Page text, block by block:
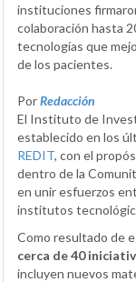
instituciones
colaboración hasta
tecnologías que
de los pacientes.
PorRedacción
El Instituto de
establecido en los
REDIT, con el
dentro de la
en unir esfuerzos
institutos
Como resultado de
cerca de 40
incluyen nuevos